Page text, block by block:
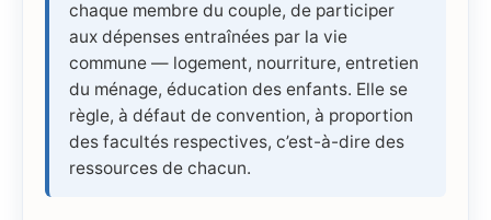
chaque membre du couple, de participer
aux dépenses entraînées par la vie
commune — logement, nourriture, entretien
du ménage, éducation des enfants. Elle se
règle, à défaut de convention, à proportion
des facultés respectives, c’est-à-dire des
ressources de chacun.